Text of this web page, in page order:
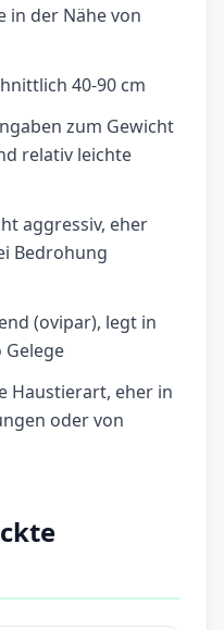
in der Nähe von
40-90 cm
zum Gewicht
relativ leichte
aggressiv, eher
Bedrohung
(ovipar), legt in
Gelege
Haustierart, eher in
oder von